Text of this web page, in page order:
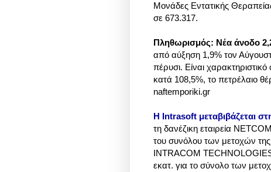
Μονάδες Εντατικής
σε 673.317.
Πληθωρισμός: Νέα άνοδο
από αύξηση 1,9% τον
πέρυσι. Είναι
κατά 108,5%, το πετρέλαιο
naftemporiki.gr
Η Ιntrasoft μεταβιβάζεται
τη δανέζικη εταιρεία
του συνόλου των μετοχών
INTRACOM
εκατ. για το σύνολο των